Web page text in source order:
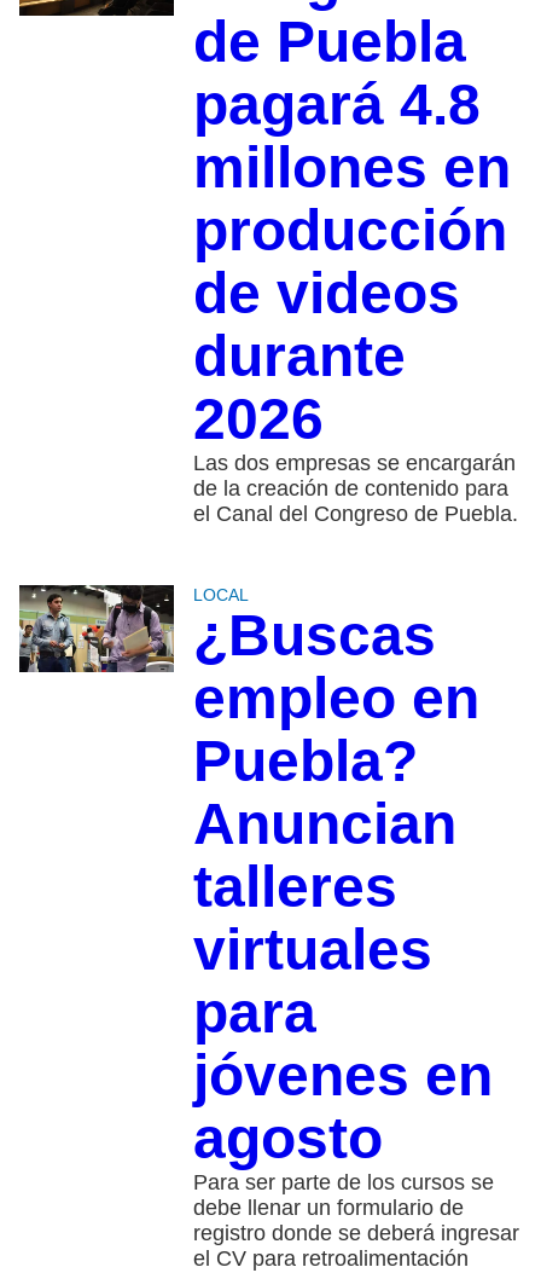
de Puebla
pagará 4.8
millones en
producción
de videos
durante
2026
Las dos empresas se encargarán
de la creación de contenido para
el Canal del Congreso de Puebla.
LOCAL
¿Buscas
empleo en
Puebla?
Anuncian
talleres
virtuales
para
jóvenes en
agosto
Para ser parte de los cursos se
debe llenar un formulario de
registro donde se deberá ingresar
el CV para retroalimentación